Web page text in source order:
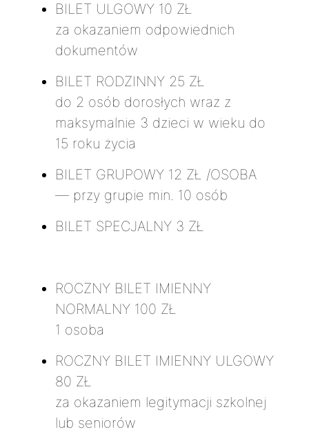
BILET ULGOWY 10 ZŁ
za okazaniem odpowiednich
dokumentów
BILET RODZINNY 25 ZŁ
do 2 osób dorosłych wraz z
maksymalnie 3 dzieci w wieku do
15 roku życia
BILET GRUPOWY 12 ZŁ /OSOBA
— przy grupie min. 10 osób
BILET SPECJALNY 3 ZŁ
ROCZNY BILET IMIENNY
NORMALNY 100 ZŁ
1 osoba
ROCZNY BILET IMIENNY ULGOWY
80 ZŁ
za okazaniem legitymacji szkolnej
lub seniorów